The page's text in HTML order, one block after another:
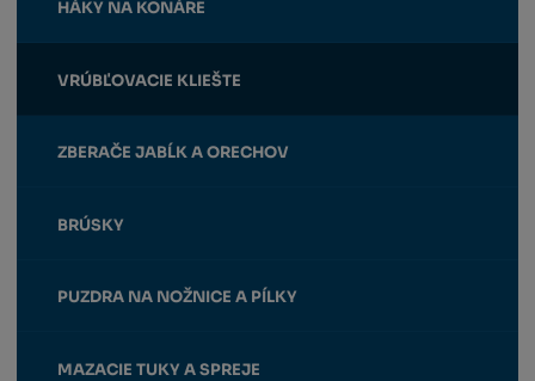
HÁKY NA KONÁRE
VRÚBĽOVACIE KLIEŠTE
ZBERAČE JABĹK A ORECHOV
BRÚSKY
PUZDRA NA NOŽNICE A PÍLKY
MAZACIE TUKY A SPREJE